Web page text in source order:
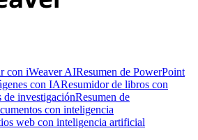
con iWeaver AIResumen de PowerPoint
con IAResumidor de libros con
de investigaciónResumen de
con inteligencia
web con inteligencia artificial